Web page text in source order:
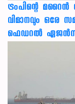
ട്രംപിന്റെ
വിമാനവും ഒരേ
ഫെഡറല്‍